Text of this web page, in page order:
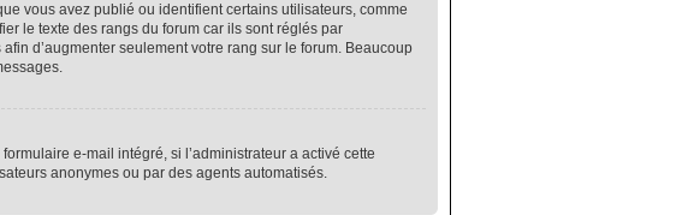
vous avez publié ou identifient certains utilisateurs, comme
le texte des rangs du forum car ils sont réglés par
d’augmenter seulement votre rang sur le forum. Beaucoup
e-mail intégré, si l’administrateur a activé cette
anonymes ou par des agents automatisés.